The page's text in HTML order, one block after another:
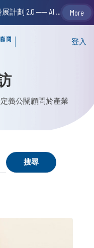
登入
義公關顧問於產業
【VM 布爾喬亞招募中】新聲代發展計劃 2.0 ── AI PR 人才加速養成計劃（歡迎「應屆畢業生」、「一年以下相關 / 三年以下非相關經驗工作者」申請加入） More